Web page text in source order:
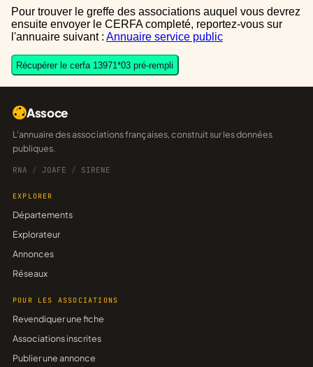
Pour trouver le greffe des associations auquel vous devrez
ensuite envoyer le CERFA completé, reportez-vous sur
l'annuaire suivant : Annuaire service public
Récupérer le cerfa 13971*03 pré-rempli
Assoce
L'annuaire des associations françaises, construit sur les données
publiques.
RNA / JOAFE / SIRENE
EXPLORER
Départements
Explorateur
Annonces
Réseaux
POUR LES ASSOCIATIONS
Revendiquer une fiche
Associations inscrites
Publier une annonce